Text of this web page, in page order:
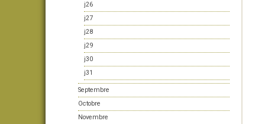
j26
j27
j28
j29
j30
j31
Septembre
Octobre
Novembre